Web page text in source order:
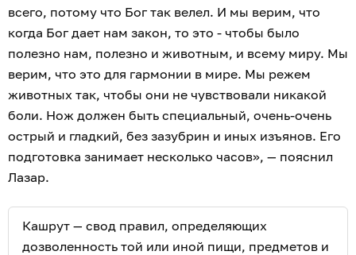
всего, потому что Бог так велел. И мы верим, что
когда Бог дает нам закон, то это - чтобы было
полезно нам, полезно и животным, и всему миру. Мы
верим, что это для гармонии в мире. Мы режем
животных так, чтобы они не чувствовали никакой
боли. Нож должен быть специальный, очень-очень
острый и гладкий, без зазубрин и иных изъянов. Его
подготовка занимает несколько часов», — пояснил
Лазар.
Кашрут — свод правил, определяющих
дозволенность той или иной пищи, предметов и